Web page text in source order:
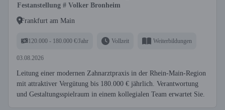
Festanstellung # Volker Bronheim
Frankfurt am Main
120.000 - 180.000 €/Jahr Vollzeit Weiterbildungen
03.08.2026
Leitung einer modernen Zahnarztpraxis in der Rhein-Main-Region
mit attraktiver Vergütung bis 180.000 € jährlich. Verantwortung
und Gestaltungsspielraum in einem kollegialen Team erwartet Sie.